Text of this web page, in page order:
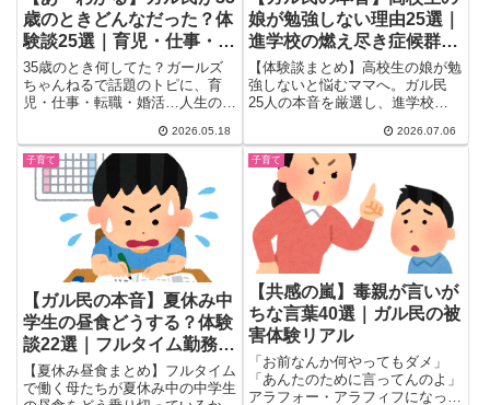
歳のときどんなだった？体
験談25選｜育児・仕事・転
機・独身…人生のリアル
35歳のとき何してた？ガールズ
ちゃんねるで話題のトピに、育
児・仕事・転職・婚活…人生の転
選。「あの頃が一番辛かった」
「人生何があるかわかんない」ま
で、30代後半女性のリアルな声
を一挙まとめ。
2026.05.18
娘が勉強しない理由25選｜
進学校の燃え尽き症候群と
対処法
【体験談まとめ】高校生の娘が勉
強しないと悩むママへ。ガル民
25人の本音を厳選し、進学校で
庭教師で成績を立て直した成功
例、高2の夏からの逆転合格エピ
ソード、将来の目標の話し合い方
まで、検索しても出てこないリア
ルな本音を一気にまとめて紹介し
ます。
2026.07.06
子育て
【ガル民の本音】夏休み中
学生の昼食どうする？体験
談22選｜フルタイム勤務・
レンチン活用のリアル
【夏休み昼食まとめ】フルタイム
で働く母たちが夏休み中の中学生
子育て
【共感の嵐】毒親が言いが
ちな言葉40選｜ガル民の被
害体験リアル
「お前なんか何やってもダメ」
「あんたのために言ってんのよ」
アラフォー・アラフィフになった